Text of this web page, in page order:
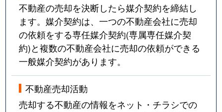
不動産の売却を決断したら媒介契約を締結し
ます。媒介契約は、一つの不動産会社に売却
の依頼をする専任媒介契約(専属専任媒介契
約)と複数の不動産会社に売却の依頼ができる
一般媒介契約があります。
不動産売却活動
売却する不動産の情報をネット・チラシでの